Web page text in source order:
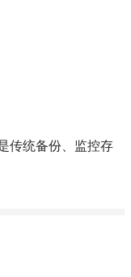
传统备份、监控存